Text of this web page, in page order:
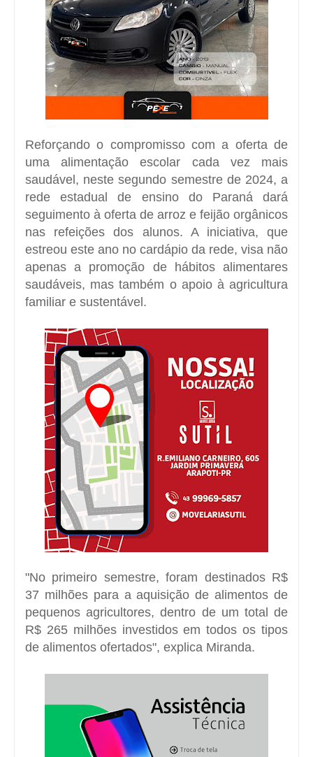
Reforçando o compromisso com a oferta de
uma alimentação escolar cada vez mais
saudável, neste segundo semestre de 2024, a
rede estadual de ensino do Paraná dará
seguimento à oferta de arroz e feijão orgânicos
nas refeições dos alunos. A iniciativa, que
estreou este ano no cardápio da rede, visa não
apenas a promoção de hábitos alimentares
saudáveis, mas também o apoio à agricultura
familiar e sustentável.
"No primeiro semestre, foram destinados R$
37 milhões para a aquisição de alimentos de
pequenos agricultores, dentro de um total de
R$ 265 milhões investidos em todos os tipos
de alimentos ofertados", explica Miranda.